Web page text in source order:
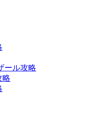
ール攻略
略